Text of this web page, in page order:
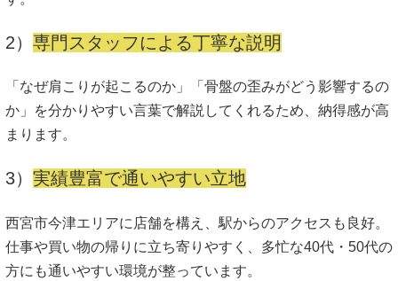
2） 専門スタッフによる丁寧な説明
「なぜ肩こりが起こるのか」「骨盤の歪みがどう影響するの
か」を分かりやすい言葉で解説してくれるため、納得感が高
まります。
3） 実績豊富で通いやすい立地
西宮市今津エリアに店舗を構え、駅からのアクセスも良好。
仕事や買い物の帰りに立ち寄りやすく、多忙な40代・50代の
方にも通いやすい環境が整っています。